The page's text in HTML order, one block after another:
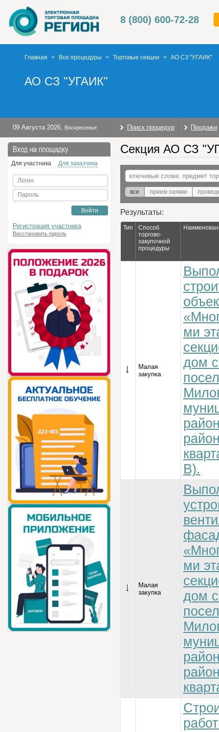
8 (800) 600-72-28
Главная > Все процедуры > Торговые секции > АО СЗ "УГАИК"
АО СЗ "УГАИК"
09 Августа 2026, Воскресенье Поиск процедур Продажи
Вход на площадку
Для участника Для заказчика
Логин
Пароль
Войти
Регистрация участника
Восстановить пароль
Секция АО СЗ
все прием заявки
Результаты:
Тип
Способ
торгово-
закупочной
процедуры
Малая
закупка
ми
дом
В).
Малая
закупка
ми
дом